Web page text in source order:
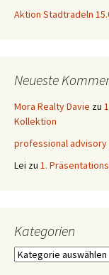
Aktion Stadtradeln
Neueste
Mora Realty Davie zu
Kollektion
professional advisory
Lei zu 1.
Kategorien
Kategorien